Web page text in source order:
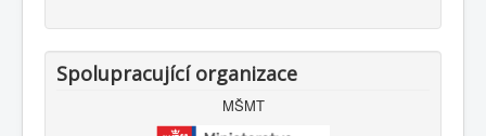
Spolupracující organizace
MŠMT